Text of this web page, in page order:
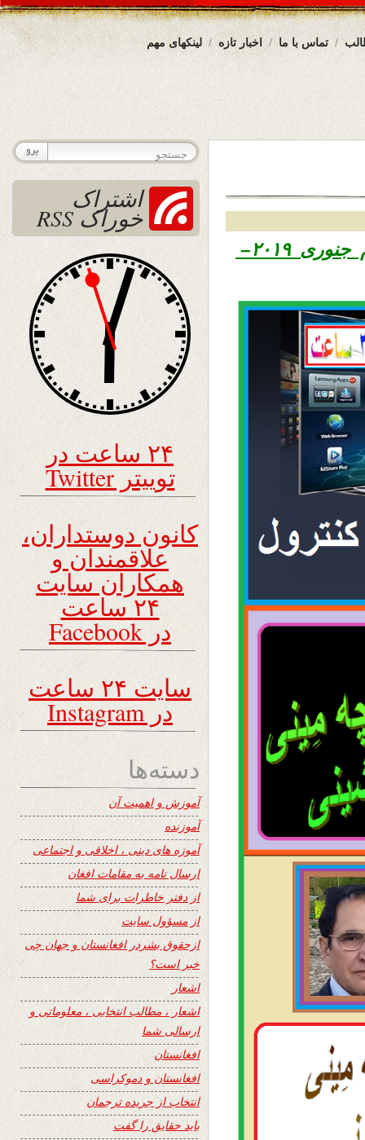
لینکهای مهم اخبار تازه تماس با ما
۱۳۹۷ – چهارم جنوری ۲۰۱۹–
اشتراک
خوراک RSS
۲۴ ساعت در
توییتر Twitter
کانون دوستداران،
علاقمندان و
همکاران سایت
۲۴ ساعت
در Facebook
سایت ۲۴ ساعت
در Instagram
دسته‌ها
آموزش و اهمیت آن
آموزنده
آموزه های دینی ، اخلاقی و اجتماعی
ارسال نامه به مقامات افغان
از دفتر خاطرات برای شما
از مسؤول سایت
ازحقوق بشردر افغانستان و جهان چی
خبر است؟
اشعار
اشعار ، مطالب انتخابی ، معلوماتی و
ارسالی شما
افغانستان
افغانستان و دموکراسی
انتخاب از جریده ترجمان
باید حقایق را گفت